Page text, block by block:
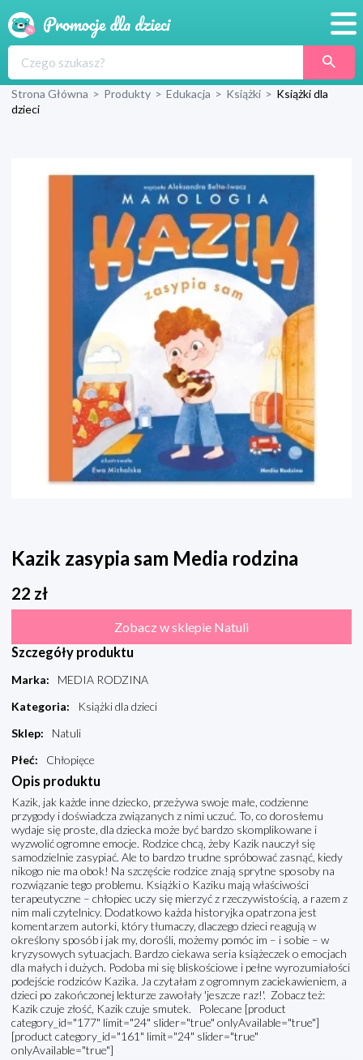
Produkty
Blog
Wyprawka
Strona Główna > Produkty > Edukacja > Książki > Książki dla
dzieci
Kazik zasypia sam Media rodzina
22 zł
Zobacz w sklepie Natuli
Szczegóły produktu
Marka:
MEDIA RODZINA
Kategoria:
Książki dla dzieci
Sklep:
Natuli
Płeć: Chłopięce
Opis produktu
Kazik, jak każde inne dziecko, przeżywa swoje małe, codzienne
przygody i doświadcza związanych z nimi uczuć. To, co dorosłemu
wydaje się proste, dla dziecka może być bardzo skomplikowane i
wyzwolić ogromne emocje. Rodzice chcą, żeby Kazik nauczył się
samodzielnie zasypiać. Ale to bardzo trudne spróbować zasnąć, kiedy
nikogo nie ma obok! Na szczęście rodzice znają sprytne sposoby na
rozwiązanie tego problemu. Książki o Kaziku mają właściwości
terapeutyczne – chłopiec uczy się mierzyć z rzeczywistością, a razem z
nim mali czytelnicy. Dodatkowo każda historyjka opatrzona jest
komentarzem autorki, który tłumaczy, dlaczego dzieci reagują w
określony sposób i jak my, dorośli, możemy pomóc im – i sobie – w
kryzysowych sytuacjach. Bardzo ciekawa seria książeczek o emocjach
dla małych i dużych. Podoba mi się bliskościowe i pełne wyrozumiałości
podejście rodziców Kazika. Ja czytałam z ogromnym zaciekawieniem, a
dzieci po zakończonej lekturze zawołały 'jeszcze raz!'. Zobacz też:
Kazik czuje złość, Kazik czuje smutek. Polecane [product
category_id="177" limit="24" slider="true" onlyAvailable="true"]
[product category_id="161" limit="24" slider="true"
onlyAvailable="true"]